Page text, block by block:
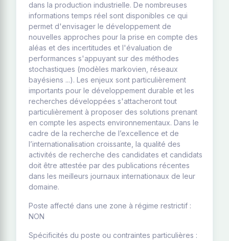
dans la production industrielle. De nombreuses
informations temps réel sont disponibles ce qui
permet d'envisager le développement de
nouvelles approches pour la prise en compte des
aléas et des incertitudes et l'évaluation de
performances s'appuyant sur des méthodes
stochastiques (modèles markovien, réseaux
bayésiens ...). Les enjeux sont particulièrement
importants pour le développement durable et les
recherches développées s'attacheront tout
particulièrement à proposer des solutions prenant
en compte les aspects environnementaux. Dans le
cadre de la recherche de l’excellence et de
l’internationalisation croissante, la qualité des
activités de recherche des candidates et candidats
doit être attestée par des publications récentes
dans les meilleurs journaux internationaux de leur
domaine.
Poste affecté dans une zone à régime restrictif :
NON
Spécificités du poste ou contraintes particulières :